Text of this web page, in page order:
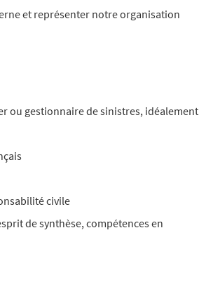
et représenter notre organisation
ou gestionnaire de sinistres, idéalement
civile
de synthèse, compétences en